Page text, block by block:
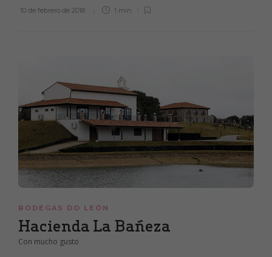
10 de febrero de 2018 1 min
BODEGAS DO LEÓN
Hacienda La Bañeza
Con mucho gusto